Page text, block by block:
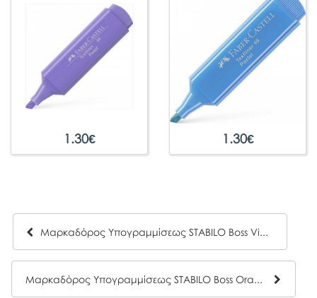
1.30€ 1.30€
Μαρκαδόρος Υπογραμμίσεως STABILO Boss Violet
Μαρκαδόρος Υπογραμμίσεως STABILO Boss Orange